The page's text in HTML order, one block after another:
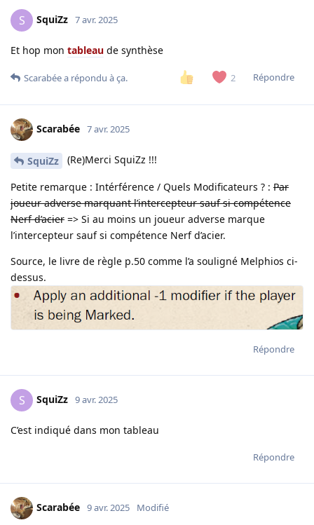
S SquiZz 7 avr. 2025
Et hop mon tableau de synthèse
2 Répondre
Scarabéea répondu à ça.
Scarabée 7 avr. 2025
SquiZz (Re)Merci SquiZz !!!
Petite remarque : Intérférence / Quels Modificateurs ? : Par
joueur adverse marquant l’intercepteur sauf si compétence
Nerf d’acier => Si au moins un joueur adverse marque
l’intercepteur sauf si compétence Nerf d’acier.
Source, le livre de règle p.50 comme l’a souligné Melphios ci-
dessus.
Répondre
S SquiZz 9 avr. 2025
C’est indiqué dans mon tableau
Répondre
Scarabée 9 avr. 2025 Modifié